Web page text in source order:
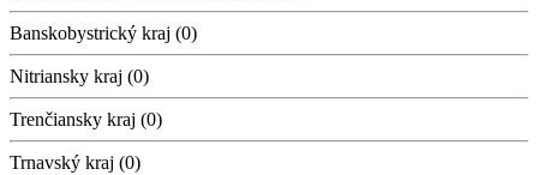
Banskobystrický kraj (0)
Nitriansky kraj (0)
Trenčiansky kraj (0)
Trnavský kraj (0)